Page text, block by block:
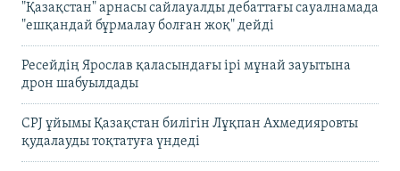
"Қазақстан" арнасы сайлауалды дебаттағы сауалнамада
"ешқандай бұрмалау болған жоқ" дейді
Ресейдің Ярослав қаласындағы ірі мұнай зауытына
дрон шабуылдады
CPJ ұйымы Қазақстан билігін Лұқпан Ахмедияровты
қудалауды тоқтатуға үндеді